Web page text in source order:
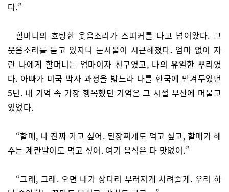
다.”
할머니의 호탕한 웃음소리가 스피커를 타고 넘어왔다. 그
웃음소리를 듣고 있자니 눈시울이 시큰해졌다. 엄마 없이 자
란 나에게 할머니는 엄마이자 친구였고, 나의 유일한 뿌리였
다. 아빠가 미국 박사 과정을 밟느라 나를 한국에 맡겨두었던
5년. 내 기억 속 가장 행복했던 기억은 그 시절 부산에 머물고
있었다.
“할매, 나 진짜 가고 싶어. 된장찌개도 먹고 싶고, 할매가 해
주는 계란말이도 먹고 싶어. 여기 음식은 다 맛없어.”
“그래, 그래. 오면 내가 상다리 부러지게 차려줄게. 우리 하